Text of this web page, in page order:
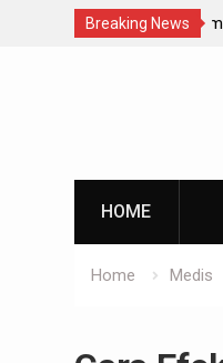
Breaking News
Apa yang
HOME
Home Medis